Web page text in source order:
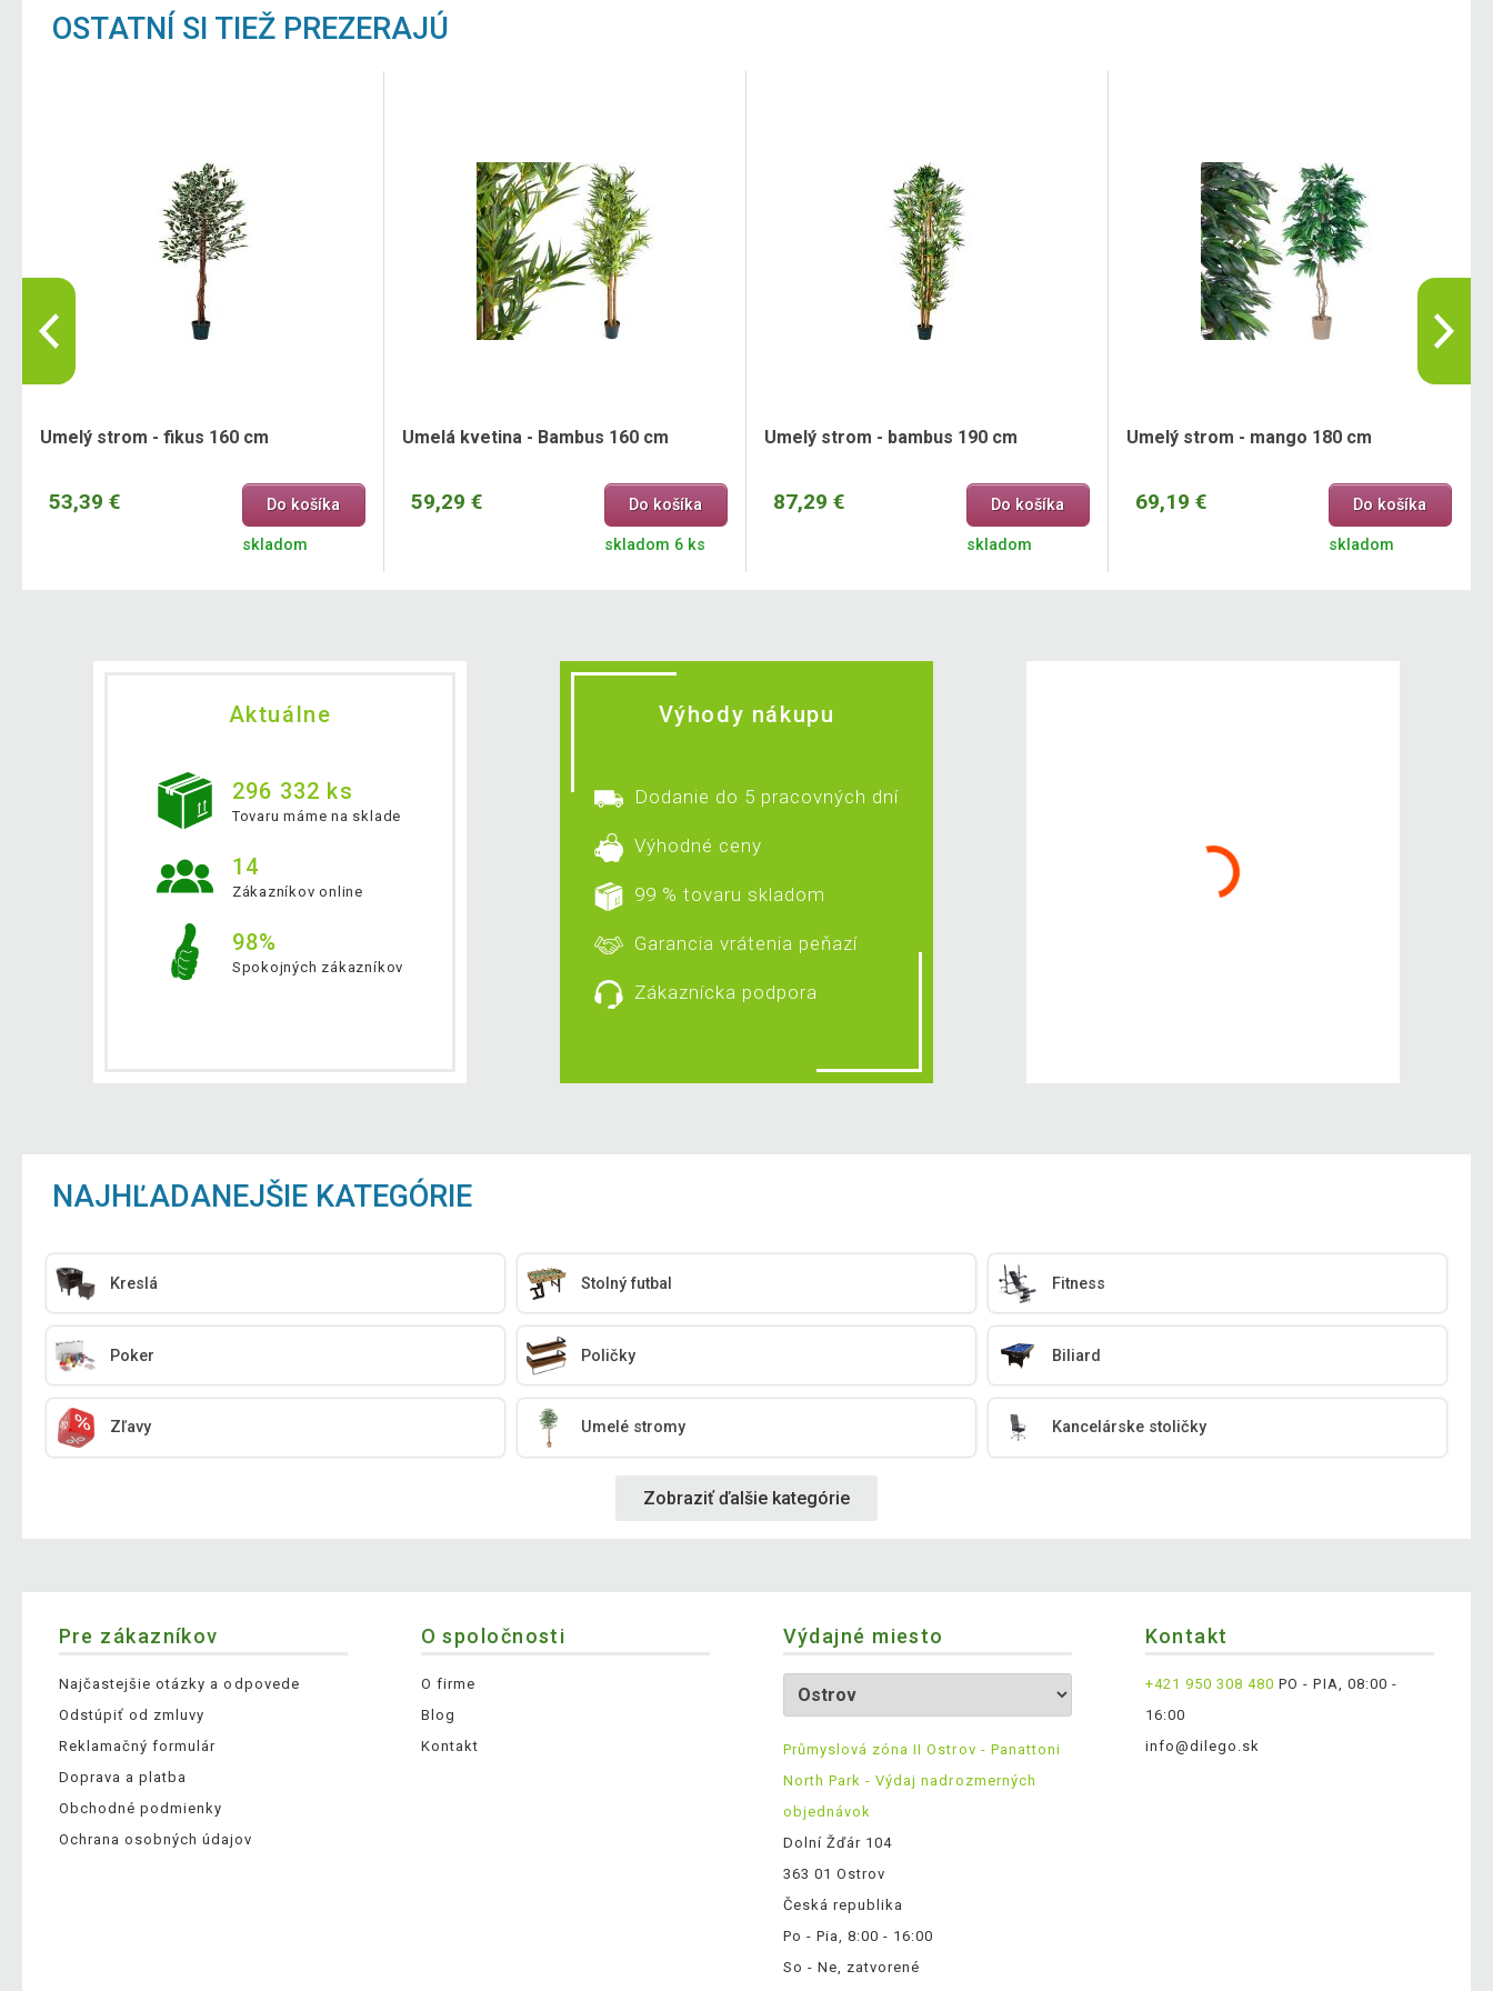
OSTATNÍ SI TIEŽ PREZERAJÚ
Umelý strom - fikus 160 cm
53,39 € Do košíka
skladom
Umelá kvetina - Bambus 160 cm
59,29 € Do košíka
skladom 6 ks
Umelý strom - bambus 190 cm
87,29 € Do košíka
skladom
Umelý strom - mango 180 cm
69,19 € Do košíka
skladom
Aktuálne
296 332 ks
Tovaru máme na sklade
14
Zákazníkov online
98%
Spokojných zákazníkov
Výhody nákupu
Dodanie do 5 pracovných dní
Výhodné ceny
99 % tovaru skladom
Garancia vrátenia peňazí
Zákaznícka podpora
NAJHĽADANEJŠIE KATEGÓRIE
Kreslá Stolný futbal Fitness
Poker Poličky Biliard
Zľavy Umelé stromy Kancelárske stoličky
Zobraziť ďalšie kategórie
Pre zákazníkov
Najčastejšie otázky a odpovede
Odstúpiť od zmluvy
Reklamačný formulár
Doprava a platba
Obchodné podmienky
Ochrana osobných údajov
O spoločnosti
O firme
Blog
Kontakt
Výdajné miesto
Průmyslová zóna II Ostrov - Panattoni
North Park - Výdaj nadrozmerných
objednávok
Dolní Žďár 104
363 01 Ostrov
Česká republika
Po - Pia, 8:00 - 16:00
So - Ne, zatvorené
Kontakt
+421 950 308 480 PO - PIA, 08:00 -
16:00
info@dilego.sk